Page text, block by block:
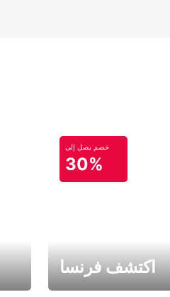
خصم يصل إلى
30%
اكتشف فرنسا